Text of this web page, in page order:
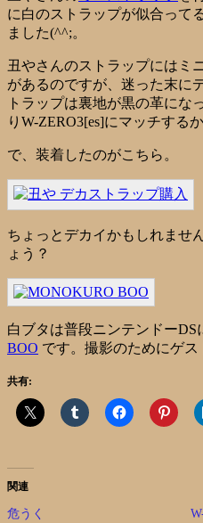
に白のストラップが似合って
ました(^^;。
丑やさんのストラップにはミ
があるのですが、迷った末に
トラップは裏地が黒の革にな
りW-ZERO3[es]にマッチする
で、装着したのがこちら。
ちょっとデカイかもしれませ
ょう？
白ブタは普段ニンテンドーDS
BOO です。撮影のためにゲス
共有:
関連
危うく